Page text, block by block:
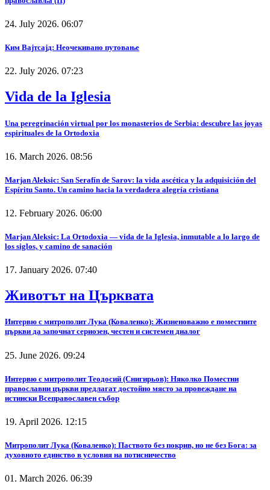
24. July 2026. 06:07
Ким Вајтсајд: Неочекивано путовање
22. July 2026. 07:23
Vida de la Iglesia
Una peregrinación virtual por los monasterios de Serbia: descubre las joyas
espirituales de la Ortodoxia
16. March 2026. 08:56
Marjan Aleksic: San Serafín de Sarov: la vida ascética y la adquisición del
Espíritu Santo. Un camino hacia la verdadera alegría cristiana
12. February 2026. 06:00
Marjan Aleksic: La Ortodoxia — vida de la Iglesia, inmutable a lo largo de
los siglos, y camino de sanación
17. January 2026. 07:40
Животът на Църквата
Интервю с митрополит Лука (Коваленко): Жизненоважно е поместните
църкви да започнат сериозен, честен и системен диалог
25. June 2026. 09:24
Интервю с митрополит Теодосий (Снигирьов): Няколко Поместни
православни църкви предлагат достойно място за провеждане на
истински Всеправославен събор
19. April 2026. 12:15
Митрополит Лука (Коваленко): Паството без покрив, но не без Бога: за
духовното единство в условия на потисничество
01. March 2026. 06:39